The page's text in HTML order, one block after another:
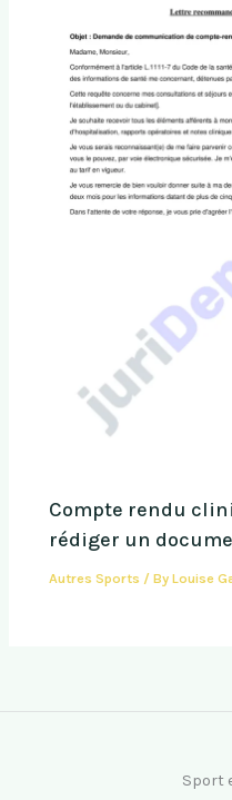
Compte rendu
rédiger un
Autres Sports / ByLouise
Sport